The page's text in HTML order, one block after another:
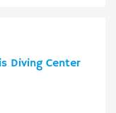
Diving Center